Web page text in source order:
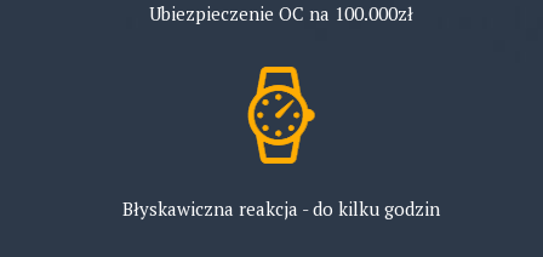
Ubiezpieczenie OC na 100.000zł
Błyskawiczna reakcja - do kilku godzin